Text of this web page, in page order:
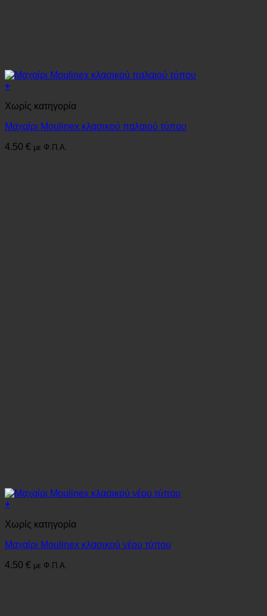
+
Χωρίς κατηγορία
Μαχαίρι Moulinex κλασικού παλαιού τύπου
4.50 € με Φ.Π.Α.
+
Χωρίς κατηγορία
Μαχαίρι Moulinex κλασικού νέου τύπου
4.50 € με Φ.Π.Α.